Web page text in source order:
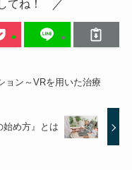
てね！
ョン～VRを用いた治療
始め方』とは